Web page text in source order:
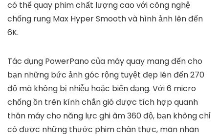
có thể quay phim chất lượng cao với công nghệ
chống rung Max Hyper Smooth và hình ảnh lên đến
6K.
Tác dụng PowerPano của máy quay mang đến cho
bạn những bức ảnh góc rộng tuyệt đẹp lên đến 270
độ mà không bị nhiễu hoặc biến dạng. Với 6 micro
chống ồn trên kính chắn gió được tích hợp quanh
thân máy cho năng lực ghi âm 360 độ, bạn không chỉ
có được những thước phim chân thực, mãn nhãn